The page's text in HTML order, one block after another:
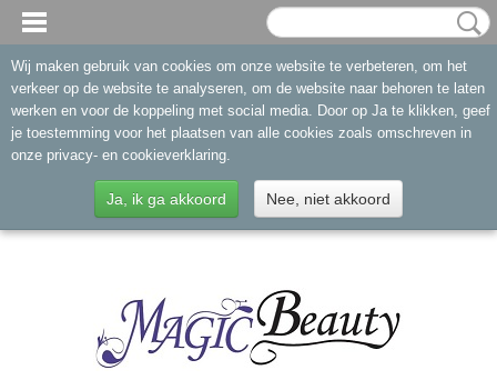
Wij maken gebruik van cookies om onze website te verbeteren, om het
verkeer op de website te analyseren, om de website naar behoren te laten
werken en voor de koppeling met social media. Door op Ja te klikken, geef
je toestemming voor het plaatsen van alle cookies zoals omschreven in
onze privacy- en cookieverklaring.
Ja, ik ga akkoord Nee, niet akkoord